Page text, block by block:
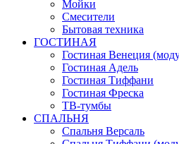
Мойки
Смесители
Бытовая техника
ГОСТИНАЯ
Гостиная Венеция
Гостиная Адель
Гостиная Тиффани
Гостиная Фреска
ТВ-тумбы
СПАЛЬНЯ
Спальня Версаль